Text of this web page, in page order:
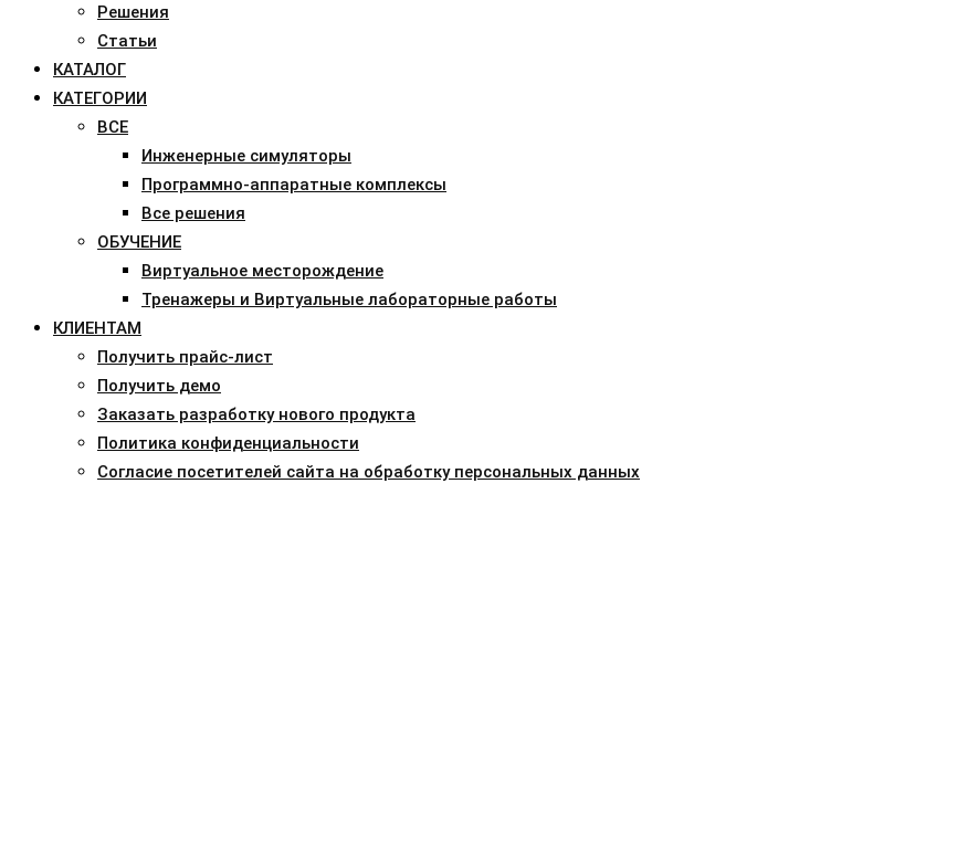
Решения
Статьи
КАТАЛОГ
КАТЕГОРИИ
ВСЕ
Инженерные симуляторы
Программно-аппаратные комплексы
Все решения
ОБУЧЕНИЕ
Виртуальное месторождение
Тренажеры и Виртуальные лабораторные работы
КЛИЕНТАМ
Получить прайс-лист
Получить демо
Заказать разработку нового продукта
Политика конфиденциальности
Согласие посетителей сайта на обработку персональных данных